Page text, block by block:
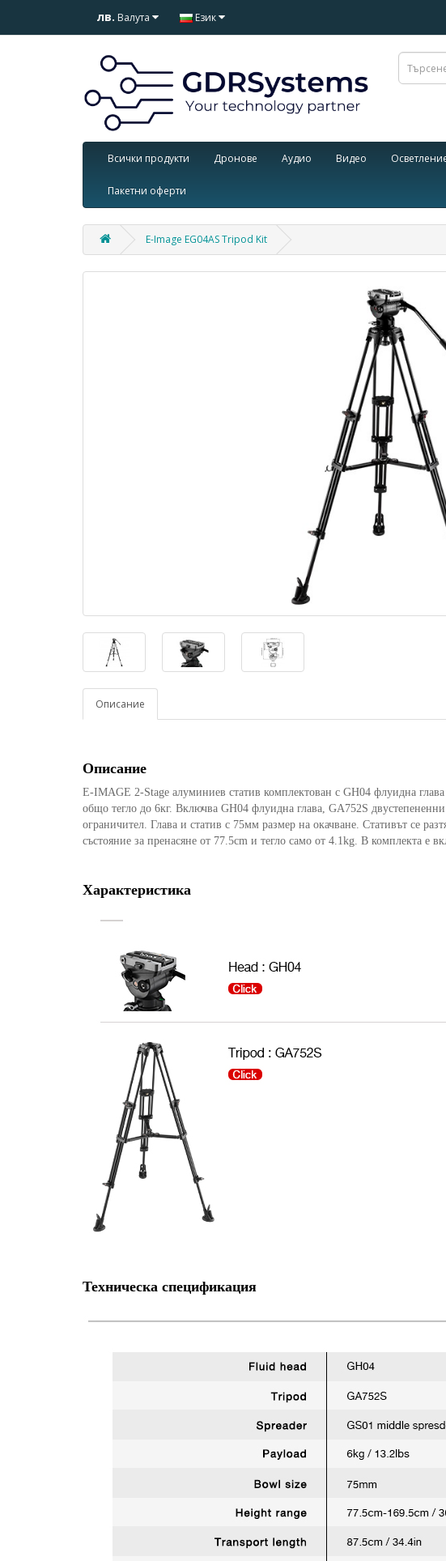
лв. Валута Език
Всички продукти Дронове Аудио Видео
Пакетни оферти
E-Image EG04AS Tripod Kit
Описание
Описание
E-IMAGE 2-Stage алуминиев статив комплектован с GH04 флуидна
общо тегло до 6кг. Включва GH04 флуидна глава, GA752S
ограничител. Глава и статив с 75мм размер на окачване. Стативът се
състояние за пренасяне от 77.5cm и тегло само от 4.1kg. В комплекта е
Характеристика
Техническа спецификация